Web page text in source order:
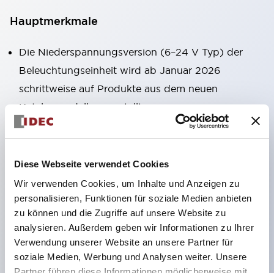
Diese Webseite verwendet Cookies
Wir verwenden Cookies, um Inhalte und Anzeigen zu
personalisieren, Funktionen für soziale Medien anbieten
zu können und die Zugriffe auf unsere Website zu
analysieren. Außerdem geben wir Informationen zu Ihrer
Verwendung unserer Website an unsere Partner für
soziale Medien, Werbung und Analysen weiter. Unsere
Hauptmerkmale
Die Niederspannungsversion (6–24 V Typ) der
Beleuchtungseinheit wird ab Januar 2026
schrittweise auf Produkte aus dem neuen
Katalogmodell umgestellt.
Ausgestattet mit HW-U-Kontaktblöcken, die eine
Schutzart IP20 bieten.
LED-Lampen für Hochspannungstypen sind jetzt
verfügbar, und die Nennbetriebsspannung des
Direkttyps kann bis zu 240 V betragen.
LED-Lampe (LSRD-Lampe), die mit nur einer
Lampe sechs Farben darstellen kann. Bisher waren